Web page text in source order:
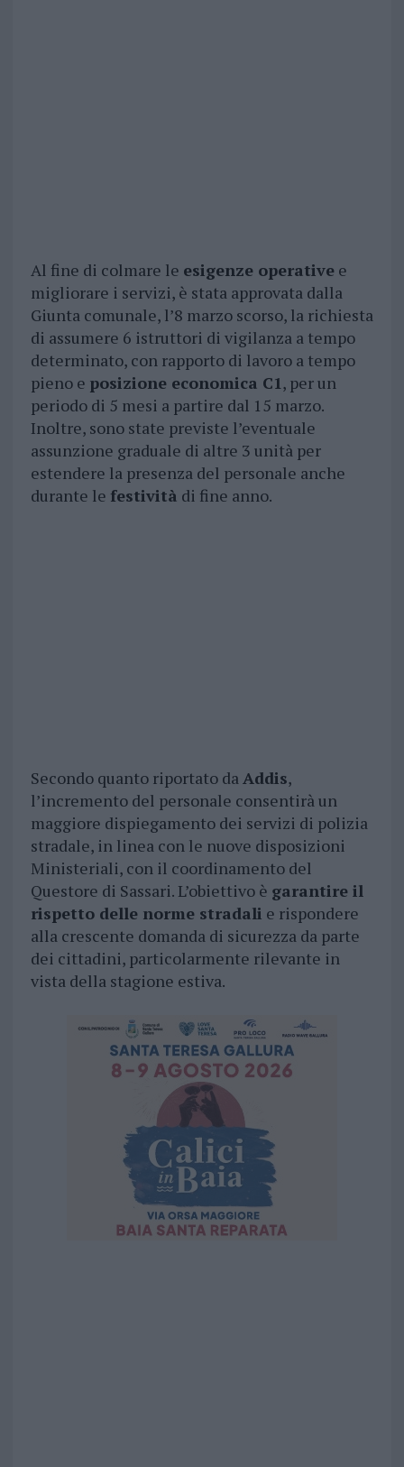
Al fine di colmare le esigenze operativee
migliorare i servizi, è stata approvata dalla
Giunta comunale, l’8 marzo scorso, la richiesta
di assumere 6 istruttori di vigilanza a tempo
determinato, con rapporto di lavoro a tempo
pieno e posizione economica C1, per un
periodo di 5 mesi a partire dal 15 marzo.
Inoltre, sono state previste l’eventuale
assunzione graduale di altre 3 unità per
estendere la presenza del personale anche
durante le festività di fine anno.
Secondo quanto riportato daAddis,
l’incremento del personale consentirà un
maggiore dispiegamento dei servizi di polizia
stradale, in linea con le nuove disposizioni
Ministeriali, con il coordinamento del
Questore di Sassari. L’obiettivo è garantire il
rispetto delle norme stradali e rispondere
alla crescente domanda di sicurezza da parte
dei cittadini, particolarmente rilevante in
vista della stagione estiva.